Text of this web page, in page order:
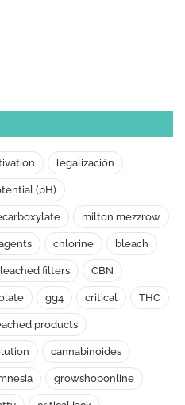
legalización
(pH)
milton mezzrow
chlorine bleach
filters CBN
gg4 critical THC
products
cannabinoides
growshoponline